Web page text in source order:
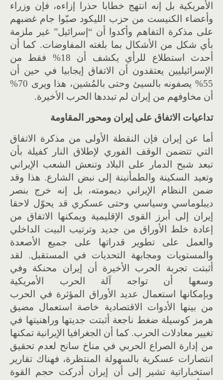
الأمريكية بل إنه انتهج خطابا حذرا إزاءه، فإن وزراء
وأعضاء الكنيست من حزب الليكود صبّوا جام غضبهم
على مذكرة التفاهم وأكدوا أن “إسرائيل” غير ملزمة
بأي شكل من الأشكال بما بلغته المفاوضات. كما أن
أحدث استطلاع للرأي يكشف أن 18% فقط من
الإسرائيليين يعتقدون أن الاتفاق إيجابيا في حين أن
55% يصفونه بالسيئ وحتى بالمُشين، هذا ويرى 70%
أن مخاوفهم من إيران لم تبددها الحرب الأخيرة.
تداعيات الاتفاق على إيران ومحور
المقاومة
أما عن إيران فإن النقطة الأولى من مذكرة الاتفاق
التي تتضمن الوقف الفوري لإطلاق النار كفيلة بأن
تبعد شبح الدمار على البلاد وتنعش الشعب الإيراني
وتعيد السكينة والطمأنينة إلى نبض الشارع. هذا وقد
ضمن النظام الإيراني ديمومته، بل إنه خرج بنصر
ديبلوماسي وسياسي وحتى عسكري قد يحوّل لاحقا
إيران إلى أبرز القوى الإقليمية ويمكنها الاتفاق من
إعادة خلط الأوراق من جديد وترتيب البيت الداخلي
والعمل على تطوير قدراتها على جميع الأصعدة
والمستويات ومجابهة التحديات في المستقبل. لقد
أثبتت تجربة الحرب الأخيرة أن إيران محنكة وفي
وسعها أن تواجه آلة الحرب الأمريكية
وبإمكانها استعمال عديد الأوراق المؤثرة في الحرب
من بينها الأدوات الاقتصادية خاصة استعمال مضيق
هرمز كوسيلة ضغط ناجعة أثبتت جديتها وراهنيتها في
تغيير معادلات الحرب. كما أن الجغرافيا الإيرانية تمكنها
من إدارة الصراع الحربي في مناخ سانح لعدم تحقيق
انتصارات عسكرية بالسهولة المنتظرة، فهناك تقارير
استخباراتية تشير إلى أن إيران أدركت حجم القوة